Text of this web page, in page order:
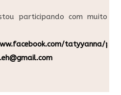
participando com muito
tatyyanna/